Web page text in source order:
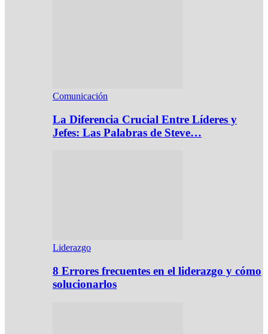
Comunicación
La Diferencia Crucial Entre Líderes y
Jefes: Las Palabras de Steve…
Liderazgo
8 Errores frecuentes en el liderazgo y cómo
solucionarlos